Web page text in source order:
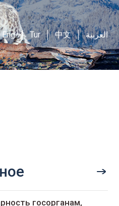
Eng Tur 中文 العربية
госорганам,